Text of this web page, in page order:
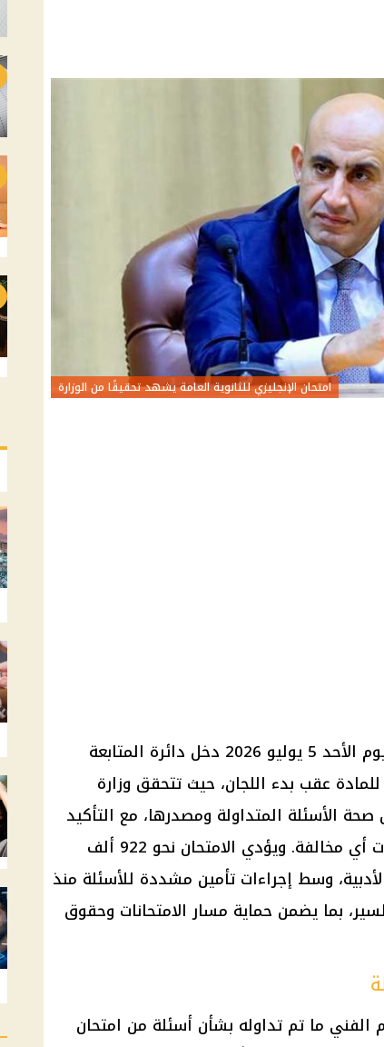
امتحان الإنجليزي للثانوية العامة يشهد تحقيقًا من الوزارة
امتحان الإنجليزي للثانوية العامة اليوم الأحد 5 يوليو 2026 دخل دائرة المتابعة
عقب بدء اللجان، حيث تتحقق وزارة
صحة الأسئلة المتداولة ومصدرها، مع التأكيد
على تطبيق القانون بحسم حال ثبوت أي مخالفة. ويؤدي الامتحان نحو 922 ألف
وسط إجراءات تأمين مشددة للأسئلة منذ
بما يضمن حماية مسار الامتحانات وحقوق
الفني ما تم تداوله بشأن أسئلة من امتحان